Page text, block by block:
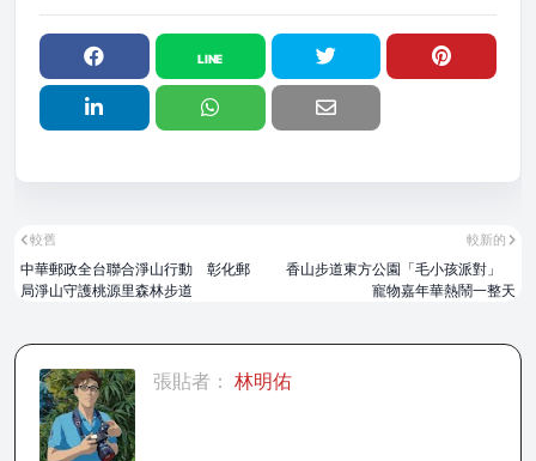
較新的
香山步道東方公園「毛小孩派對」
寵物嘉年華熱鬧一整天
較舊
中華郵政全台聯合淨山行動 彰化郵
局淨山守護桃源里森林步道
張貼者： 林明佑